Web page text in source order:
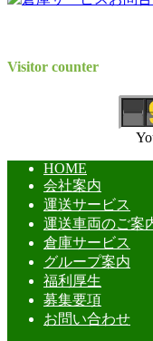
Visitor counter
HOME
会社案内
運送サービス
運送車両のご案
倉庫サービス
グループ案内
福利厚生
募集要項
お問い合わせ